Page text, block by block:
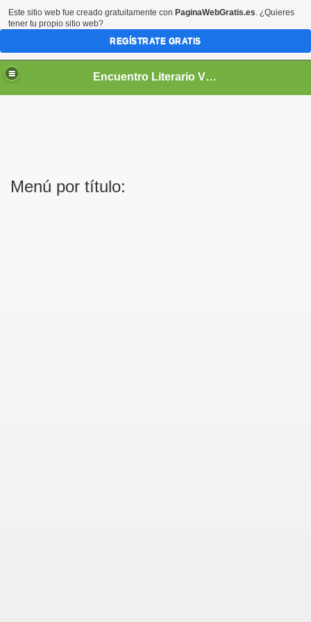
Encuentro Literario Virtual
Menú por título:
Este sitio web fue creado gratuitamente con PaginaWebGratis.es. ¿Quieres
tener tu propio sitio web?
REGÍSTRATE GRATIS